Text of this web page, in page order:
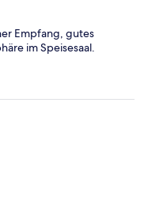
Empfang, gutes
im Speisesaal.